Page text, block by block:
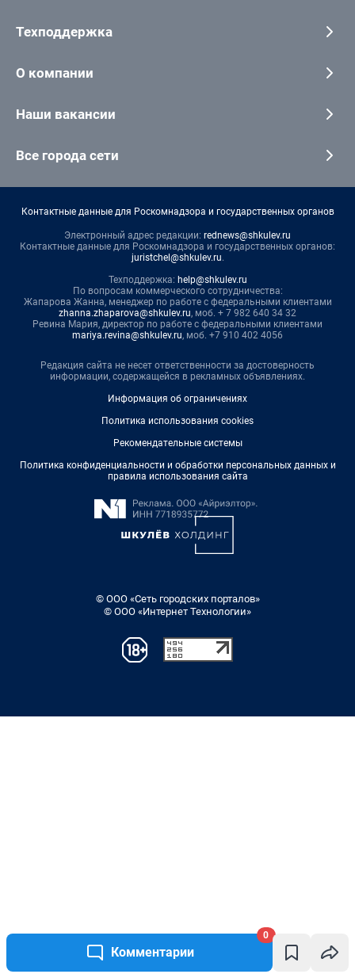
Комментарии
0
Техподдержка
О компании
Наши вакансии
Все города сети
Контактные данные для Роскомнадзора и государственных органов
Электронный адрес редакции: rednews@shkulev.ru
Контактные данные для Роскомнадзора и государственных органов:
juristchel@shkulev.ru.
Техподдержка: help@shkulev.ru
По вопросам коммерческого сотрудничества:
Жапарова Жанна, менеджер по работе с федеральными клиентами
zhanna.zhaparova@shkulev.ru, моб. + 7 982 640 34 32
Ревина Мария, директор по работе с федеральными клиентами
mariya.revina@shkulev.ru, моб. +7 910 402 4056
Редакция сайта не несет ответственности за достоверность
информации, содержащейся в рекламных объявлениях.
Информация об ограничениях
Политика использования cookies
Рекомендательные системы
Политика конфиденциальности и обработки персональных данных и
правила использования сайта
© ООО «Сеть городских порталов»
© ООО «Интернет Технологии»